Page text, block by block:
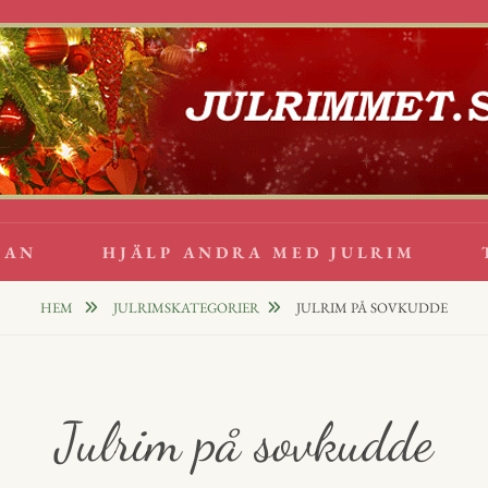
HJÄLP ANDRA MED JULRIM
HEM JULRIMSKATEGORIER JULRIM PÅ SOVKUDDE
Julrim på sovkudde